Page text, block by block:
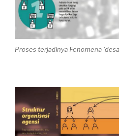
Proses terjadinya Fenomena